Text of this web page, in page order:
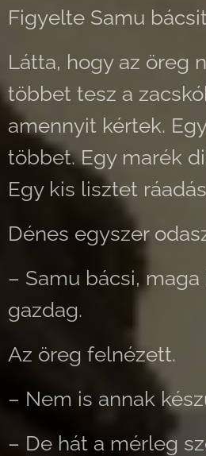
Figyelte Samu
Látta, hogy az öreg
többet tesz a
amennyit kértek.
többet. Egy marék
Egy kis lisztet
Dénes egyszer
– Samu bácsi,
gazdag.
Az öreg felnézett.
– Nem is annak
– De hát a mérleg